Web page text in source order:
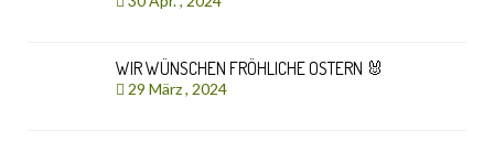
WIR WÜNSCHEN FRÖHLICHE OSTERN 🐰
29 März , 2024